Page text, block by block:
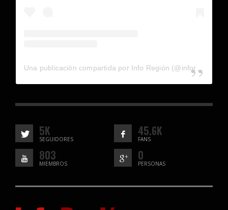
5K
SEGUIDORES
45.6K
FANS
803
MIEMBROS
0
PERSONAS